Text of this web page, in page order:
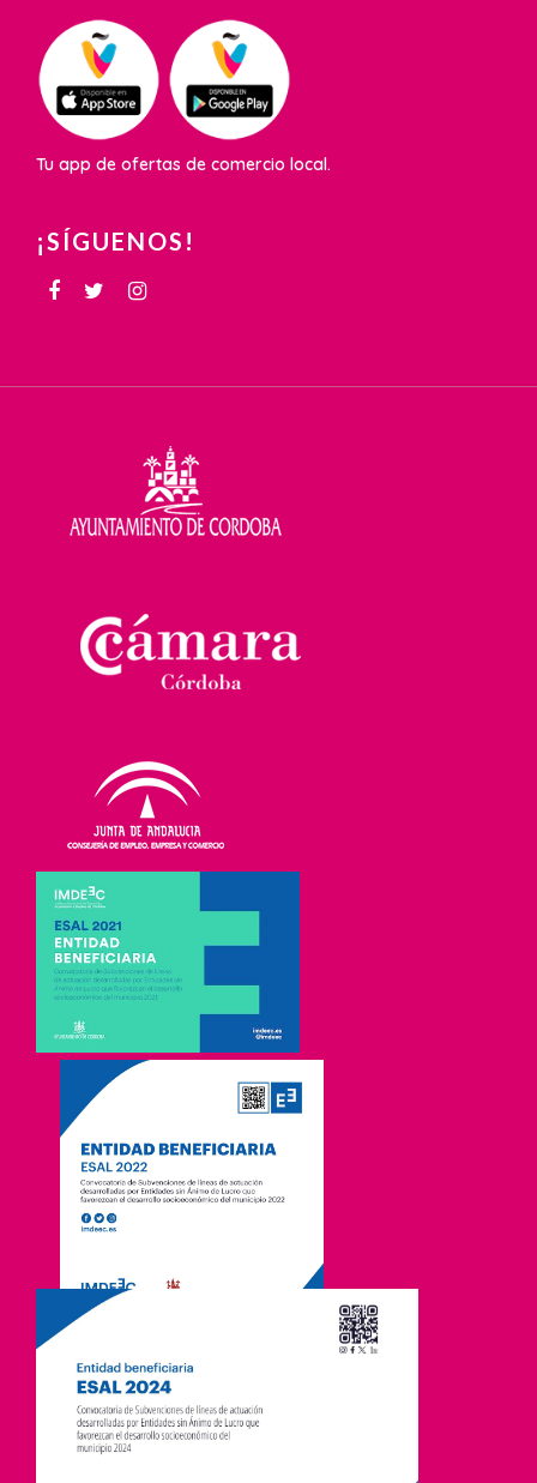
Tu app de ofertas de comercio local.
¡SÍGUENOS!